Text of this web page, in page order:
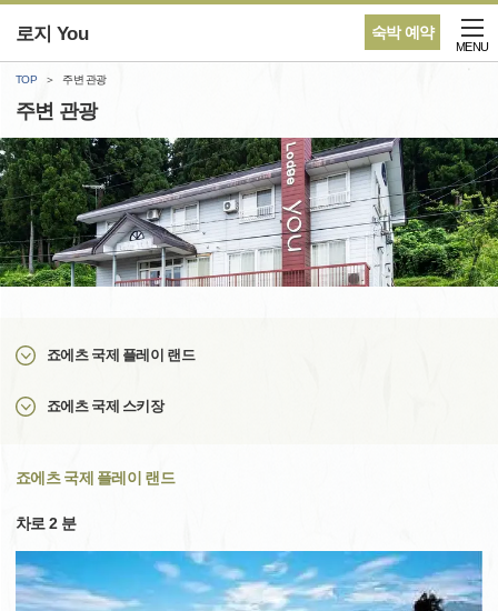
숙박 예약
로지 You
MENU
TOP 주변 관광
주변 관광
죠에츠 국제 플레이 랜드
죠에츠 국제 스키장
죠에츠 국제 플레이 랜드
차로 2 분